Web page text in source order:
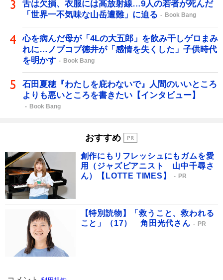
舌は欠損、衣服には高放射線…9人の若者が死んだ
「世界一不気味な山岳遭難」に迫る
Book Bang
心を病んだ母が「4Lの大五郎」を飲み干しゲロまみ
れに…ノブコブ徳井が「感情を失くした」子供時代
を明かす
Book Bang
石田夏穂『わたしを庇わないで』人間のいいところ
よりも悪いところを書きたい【インタビュー】
Book Bang
おすすめ
創作にもリフレッシュにもガムを愛
用（ジャズピアニスト 山中千尋さ
ん）【LOTTE TIMES】
PR
【特別読物】「救うこと、救われる
こと」（17） 角田光代さん
PR